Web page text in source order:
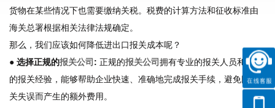
货物在某些情况下也需要缴纳关税。税费的计算方法和征收标准由
海关总署根据相关法律法规确定。
那么，我们应该如何降低进出口报关成本呢？
● 选择正规的报关公司 : 正规的报关公司拥有专业的报关人员和丰富
的报关经验，能够帮助企业快速、准确地完成报关手续，避免因报
关失误而产生的额外费用。